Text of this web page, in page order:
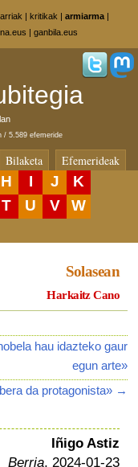
| kritikak | armiarma |
| ganbila.eus
/ 5.589 efemeride
Bilaketa Efemerideak
H I J
K
T U V
W
Solasean
Harkaitz Cano
hau idazteko gaur
egun arte»
da protagonista» →
Iñigo Astiz
Berria, 2024-01-23